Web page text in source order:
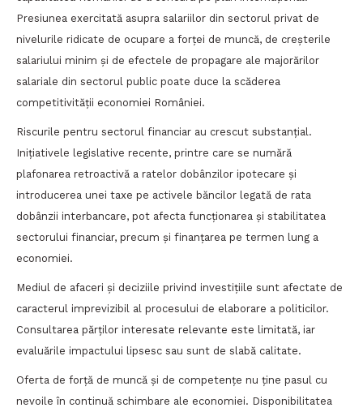
Presiunea exercitată asupra salariilor din sectorul privat de
nivelurile ridicate de ocupare a forței de muncă, de creșterile
salariului minim și de efectele de propagare ale majorărilor
salariale din sectorul public poate duce la scăderea
competitivității economiei României.
Riscurile pentru sectorul financiar au crescut substanțial.
Inițiativele legislative recente, printre care se numără
plafonarea retroactivă a ratelor dobânzilor ipotecare și
introducerea unei taxe pe activele băncilor legată de rata
dobânzii interbancare, pot afecta funcționarea și stabilitatea
sectorului financiar, precum și finanțarea pe termen lung a
economiei.
Mediul de afaceri și deciziile privind investițiile sunt afectate de
caracterul imprevizibil al procesului de elaborare a politicilor.
Consultarea părților interesate relevante este limitată, iar
evaluările impactului lipsesc sau sunt de slabă calitate.
Oferta de forță de muncă și de competențe nu ține pasul cu
nevoile în continuă schimbare ale economiei. Disponibilitatea